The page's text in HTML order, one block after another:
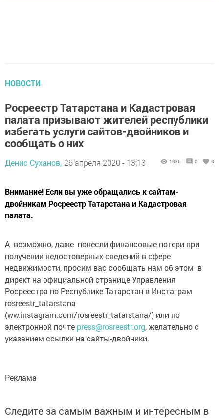
НОВОСТИ
Росреестр Татарстана и Кадастровая
палата призывают жителей республики
избегать услуги сайтов-двойников и
сообщать о них
Денис Суханов, 26 апреля 2020 - 13:13 1036 0 0
Внимание! Если вы уже обращались к сайтам-
двойникам Росреестр Татарстана и Кадастровая
палата.
А возможно, даже понесли финансовые потери при
получении недостоверных сведений в сфере
недвижимости, просим вас сообщать нам об этом в
директ на официальной странице Управления
Росреестра по Республике Татарстан в Инстаграм
rosreestr_tatarstana
(ww.instagram.com/rosreestr_tatarstana/) или по
электронной почте press@rosreestr.org, желательно с
указанием ссылки на сайты-двойники.
Реклама
Следите за самым важным и интересным в